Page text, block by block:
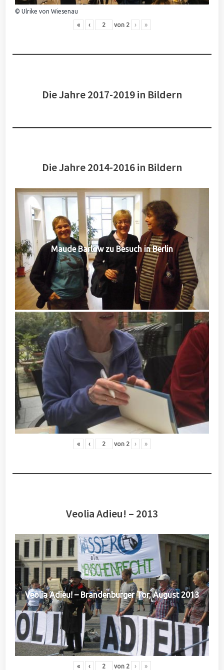
© Ulrike von Wiesenau
« ‹ von 2 › »
Die Jahre 2017-2019 in Bildern
Die Jahre 2014-2016 in Bildern
Maude Barlow zu Besuch in Berlin
« ‹ von 2 › »
Veolia Adieu! – 2013
Veolia Adieu! – Brandenburger Tor, August 2013
« ‹ von 2 › »